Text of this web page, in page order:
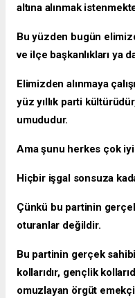
altına alınmak
Bu yüzden bugün
ve ilçe başkanlıkları ya
Elimizden alınmaya
yüz yıllık parti
umududur.
Ama şunu herkes çok
Hiçbir işgal sonsuza
Çünkü bu partinin
oturanlar değildir.
Bu partinin gerçek
kollarıdır, gençlik
omuzlayan örgüt